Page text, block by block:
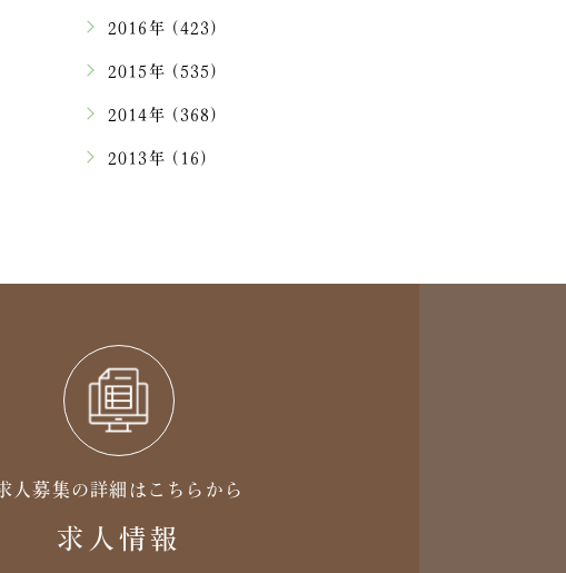
2016年 (423)
2015年 (535)
2014年 (368)
2013年 (16)
人募集の詳細はこちらから
求人情報